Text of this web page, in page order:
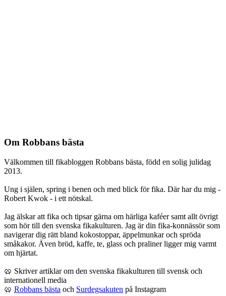
Om Robbans bästa
Välkommen till fikabloggen Robbans bästa, född en solig julidag
2013.
Ung i själen, spring i benen och med blick för fika. Där har du mig -
Robert Kwok - i ett nötskal.
Jag älskar att fika och tipsar gärna om härliga kaféer samt allt övrigt
som hör till den svenska fikakulturen. Jag är din fika-konnässör som
navigerar dig rätt bland kokostoppar, äppelmunkar och spröda
småkakor. Även bröd, kaffe, te, glass och praliner ligger mig varmt
om hjärtat.
🥨 Skriver artiklar om den svenska fikakulturen till svensk och
internationell media
🥨 Robbans bästa och Surdegsakuten på Instagram